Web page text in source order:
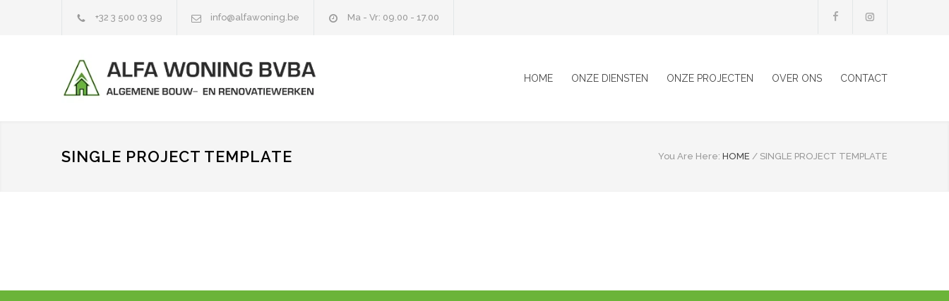
+32 3 500 03 99 info@alfawoning.be Ma - Vr: 09.00 - 17.00
HOME ONZE DIENSTEN ONZE PROJECTEN OVER ONS CONTACT
SINGLE PROJECT TEMPLATE You Are Here: HOME / SINGLE PROJECT TEMPLATE